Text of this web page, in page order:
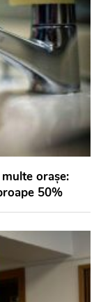
orașe:
50%